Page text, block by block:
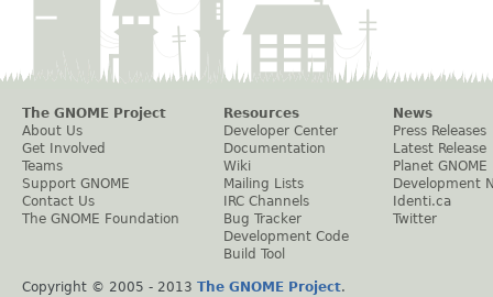
The GNOME Project
About Us
Get Involved
Teams
Support GNOME
Contact Us
The GNOME Foundation
Resources
Developer Center
Documentation
Wiki
Mailing Lists
IRC Channels
Bug Tracker
Development Code
Build Tool
News
Press Releases
Latest Release
Planet GNOME
Development
Identi.ca
Twitter
Copyright © 2005 - 2013 The GNOME Project.